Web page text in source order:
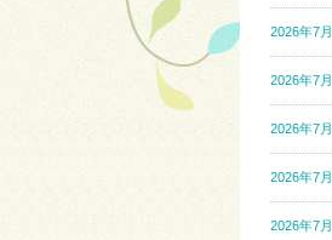
2026年7
2026年7
2026年7
2026年7
2026年7